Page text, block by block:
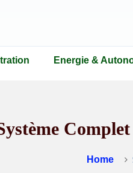
Energie &
Home